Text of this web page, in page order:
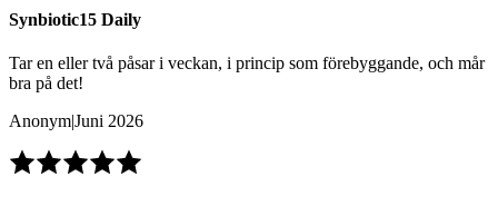
Synbiotic15 Daily
Tar en eller två påsar i veckan, i princip som förebyggande, och mår
bra på det!
Anonym|Juni 2026